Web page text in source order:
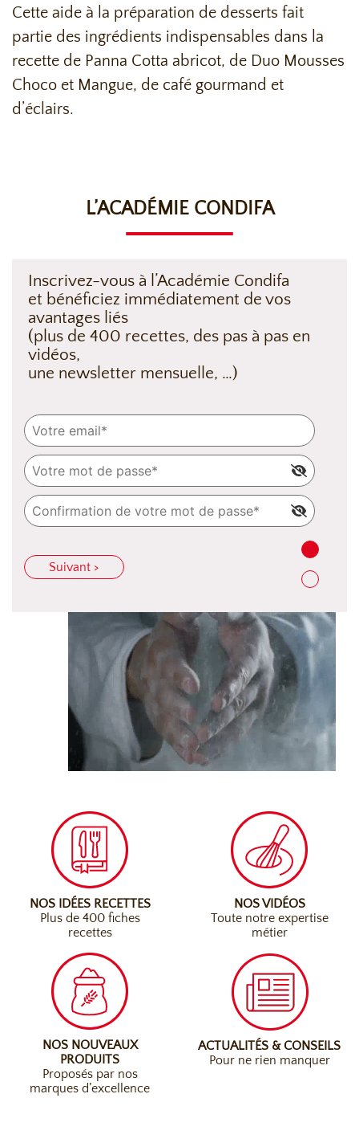
Cette aide à la préparation de desserts fait
partie des ingrédients indispensables dans la
recette de Panna Cotta abricot, de Duo Mousses
Choco et Mangue, de café gourmand et
d’éclairs.
L’ACADÉMIE CONDIFA
Inscrivez-vous à l’Académie Condifa
et bénéficiez immédiatement de vos
avantages liés
(plus de 400 recettes, des pas à pas en
vidéos,
une newsletter mensuelle, …)
Suivant >
NOS IDÉES RECETTES
Plus de 400 fiches
recettes
NOS VIDÉOS
Toute notre expertise
métier
NOS NOUVEAUX
PRODUITS
Proposés par nos
marques d’excellence
ACTUALITÉS & CONSEILS
Pour ne rien manquer